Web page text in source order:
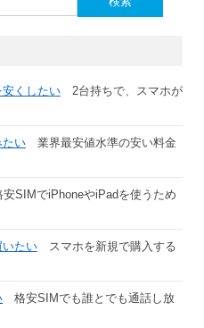
くしたい 2台持ちで、スマホが
たい 業界最安値水準の安い料金
SIMでiPhoneやiPadを使うため
いたい スマホを新規で購入する
格安SIMでも誰とでも通話し放